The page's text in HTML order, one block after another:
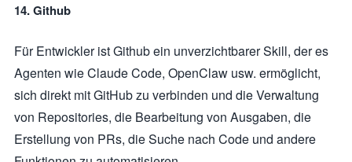
14. Github
Für Entwickler ist Github ein unverzichtbarer Skill, der es
Agenten wie Claude Code, OpenClaw usw. ermöglicht,
sich direkt mit GitHub zu verbinden und die Verwaltung
von Repositories, die Bearbeitung von Ausgaben, die
Erstellung von PRs, die Suche nach Code und andere